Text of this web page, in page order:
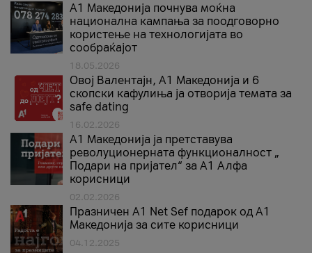
A1 Македонија почнува моќна
национална кампања за поодговорно
користење на технологијата во
сообраќајот
18.05.2026
Овој Валентајн, A1 Македонија и 6
скопски кафулиња ја отворија темата за
safe dating
16.02.2026
А1 Македонија ја претставува
револуционерната функционалност „
Подари на пријател“ за А1 Алфа
корисници
02.02.2026
Празничен A1 Net Sеf подарок од А1
Македонија за сите корисници
04.12.2025